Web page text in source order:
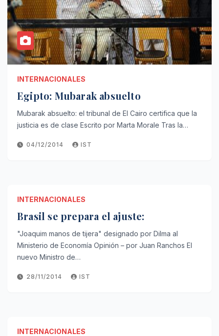
INTERNACIONALES
Egipto: Mubarak absuelto
Mubarak absuelto: el tribunal de El Cairo certifica que la
justicia es de clase Escrito por Marta Morale Tras la…
04/12/2014 IST
INTERNACIONALES
Brasil se prepara el ajuste:
"Joaquim manos de tijera" designado por Dilma al
Ministerio de Economía Opinión – por Juan Ranchos El
nuevo Ministro de…
28/11/2014 IST
INTERNACIONALES